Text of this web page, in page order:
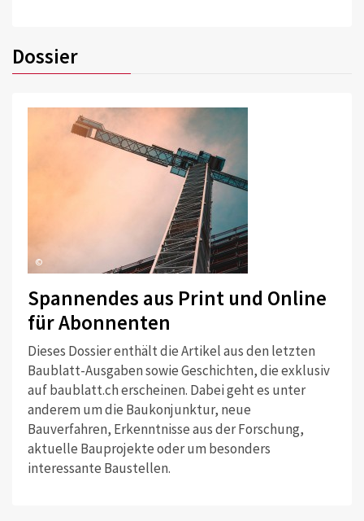
Dossier
©
Spannendes aus Print und Online
für Abonnenten
Dieses Dossier enthält die Artikel aus den letzten
Baublatt-Ausgaben sowie Geschichten, die exklusiv
auf baublatt.ch erscheinen. Dabei geht es unter
anderem um die Baukonjunktur, neue
Bauverfahren, Erkenntnisse aus der Forschung,
aktuelle Bauprojekte oder um besonders
interessante Baustellen.